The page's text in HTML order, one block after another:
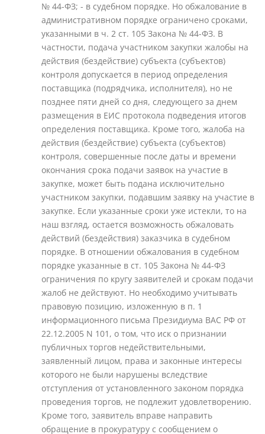
№ 44-ФЗ; - в судебном порядке. Но обжалование в
административном порядке ограничено сроками,
указанными в ч. 2 ст. 105 Закона № 44-ФЗ. В
частности, подача участником закупки жалобы на
действия (бездействие) субъекта (субъектов)
контроля допускается в период определения
поставщика (подрядчика, исполнителя), но не
позднее пяти дней со дня, следующего за днем
размещения в ЕИС протокола подведения итогов
определения поставщика. Кроме того, жалоба на
действия (бездействие) субъекта (субъектов)
контроля, совершенные после даты и времени
окончания срока подачи заявок на участие в
закупке, может быть подана исключительно
участником закупки, подавшим заявку на участие в
закупке. Если указанные сроки уже истекли, то на
наш взгляд, остается возможность обжаловать
действий (бездействия) заказчика в судебном
порядке. В отношении обжалования в судебном
порядке указанные в ст. 105 Закона № 44-ФЗ
ограничения по кругу заявителей и срокам подачи
жалоб не действуют. Но необходимо учитывать
правовую позицию, изложенную в п. 1
информационного письма Президиума ВАС РФ от
22.12.2005 N 101, о том, что иск о признании
публичных торгов недействительными,
заявленный лицом, права и законные интересы
которого не были нарушены вследствие
отступления от установленного законом порядка
проведения торгов, не подлежит удовлетворению.
Кроме того, заявитель вправе направить
обращение в прокуратуру с сообщением о